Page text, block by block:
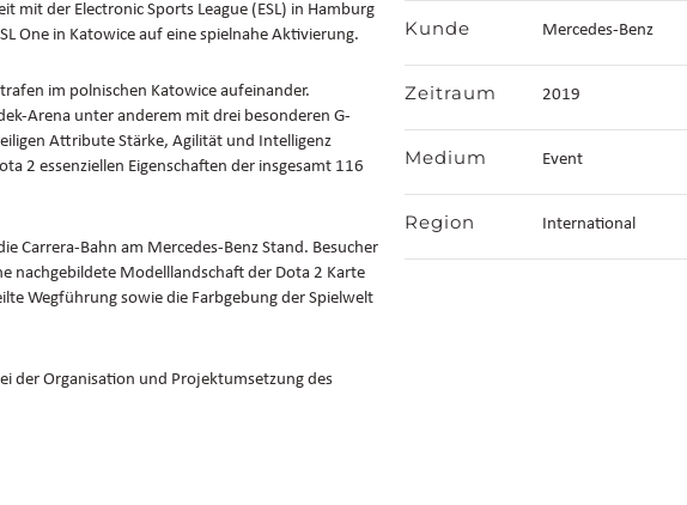
mit der Electronic Sports League (ESL) in Hamburg
One in Katowice auf eine spielnahe Aktivierung.
im polnischen Katowice aufeinander.
Arena unter anderem mit drei besonderen G-
Attribute Stärke, Agilität und Intelligenz
2 essenziellen Eigenschaften der insgesamt 116
Carrera-Bahn am Mercedes-Benz Stand. Besucher
nachgebildete Modelllandschaft der Dota 2 Karte
Wegführung sowie die Farbgebung der Spielwelt
der Organisation und Projektumsetzung des
Kunde Mercedes-Benz
Zeitraum 2019
Medium Event
Region International